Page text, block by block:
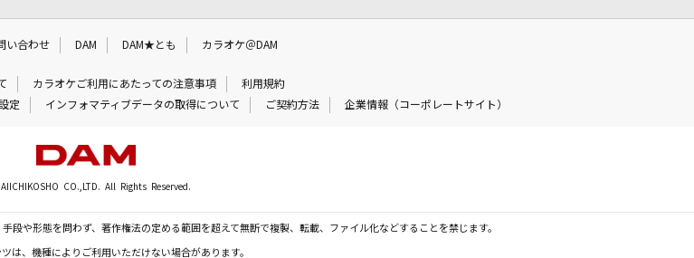
い合わせ DAM DAM★とも カラオケ＠DAM
カラオケご利用にあたっての注意事項
利用規約
定 インフォマティブデータの取得について ご契約方法 企業情報（コーポレートサイト）
CO.,LTD. All Rights Reserved.
段や形態を問わず、著作権法の定める範囲を超えて無断で複製、転載、ファイル化などすることを禁じます。
は、機種によりご利用いただけない場合があります。